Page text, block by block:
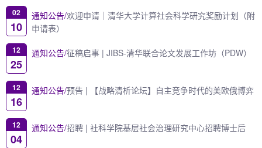
02
10
通知公告/欢迎申请｜清华大学计算社会科学研究奖励计划（附
申请表）
12
25
通知公告/征稿启事 | JIBS-清华联合论文发展工作坊（PDW）
12
16
通知公告/预告 | 【战略清析论坛】自主竞争时代的美欧俄博弈
12
04
通知公告/招聘 | 社科学院基层社会治理研究中心招聘博士后